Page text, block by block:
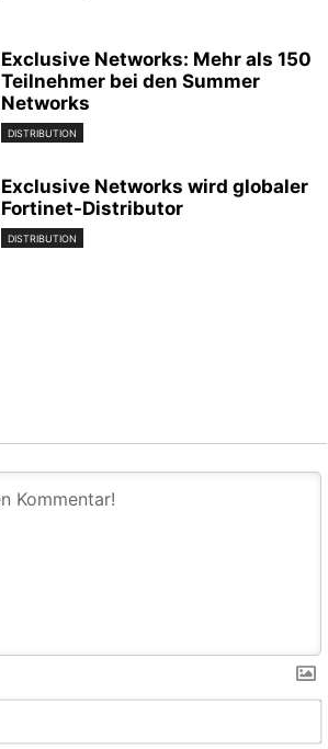
Exclusive Networks: Mehr als 150
Teilnehmer bei den Summer
Networks
DISTRIBUTION
Exclusive Networks wird globaler
Fortinet-Distributor
DISTRIBUTION